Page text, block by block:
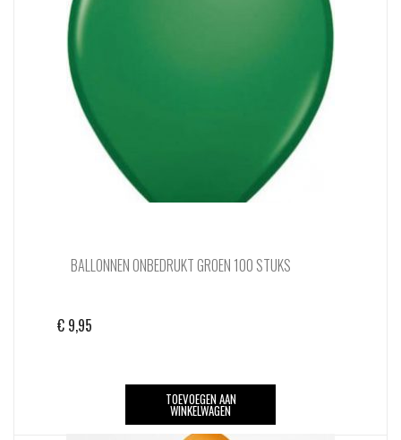
BALLONNEN ONBEDRUKT GROEN 100 STUKS
€ 9,95
TOEVOEGEN AAN
WINKELWAGEN